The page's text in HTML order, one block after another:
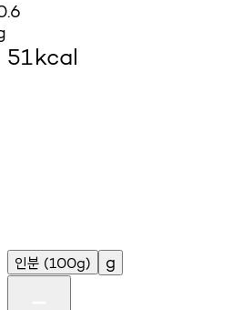
51kcal
인분 (100g) g